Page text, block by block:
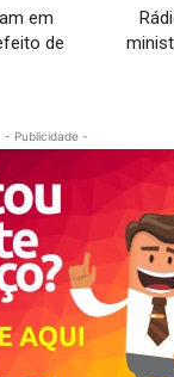
em
de
- Publicidade -